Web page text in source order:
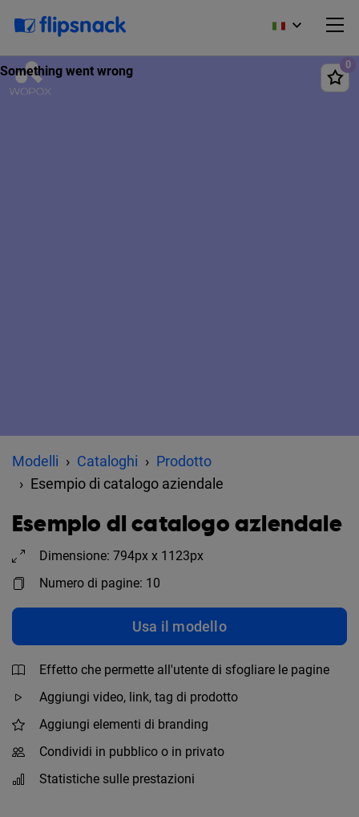
Modelli Cataloghi
Prodotto
Esempio di catalogo aziendale
Esempio di catalogo aziendale
Dimensione: 794px x 1123px
Numero di pagine: 10
Usa il modello
Effetto che permette all'utente di sfogliare le pagine
Aggiungi video, link, tag di prodotto
Aggiungi elementi di branding
Condividi in pubblico o in privato
Statistiche sulle prestazioni